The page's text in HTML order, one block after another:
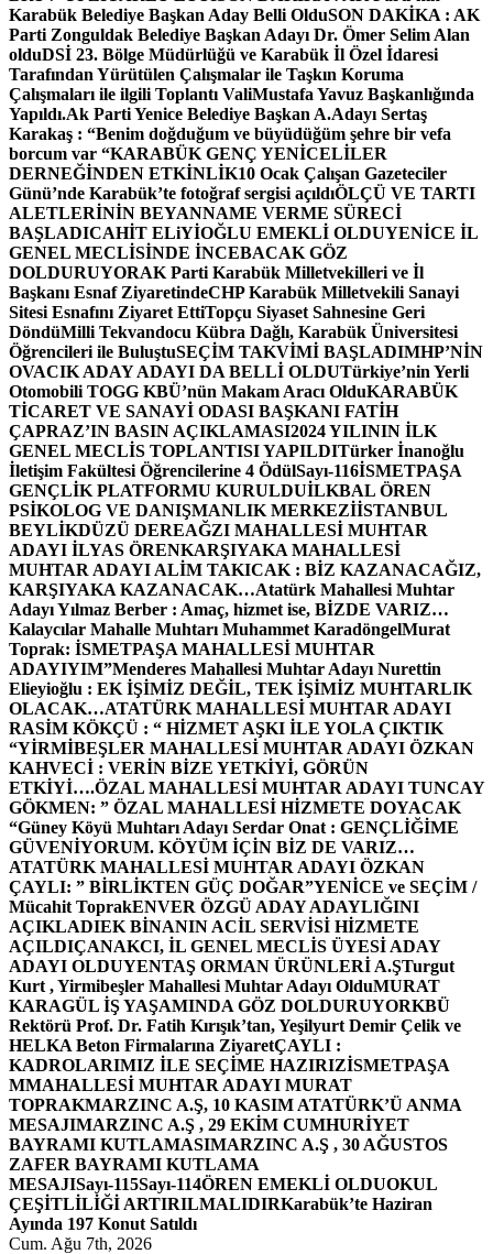
Karabük Belediye Başkan Aday Belli OlduSON DAKİKA : AK
Parti Zonguldak Belediye Başkan Adayı Dr. Ömer Selim Alan
olduDSİ 23. Bölge Müdürlüğü ve Karabük İl Özel İdaresi
Tarafından Yürütülen Çalışmalar ile Taşkın Koruma
Çalışmaları ile ilgili Toplantı ValiMustafa Yavuz Başkanlığında
Yapıldı.Ak Parti Yenice Belediye Başkan A.Adayı Sertaş
Karakaş : “Benim doğduğum ve büyüdüğüm şehre bir vefa
borcum var “KARABÜK GENÇ YENİCELİLER
DERNEĞİNDEN ETKİNLİK10 Ocak Çalışan Gazeteciler
Günü’nde Karabük’te fotoğraf sergisi açıldıÖLÇÜ VE TARTI
ALETLERİNİN BEYANNAME VERME SÜRECİ
BAŞLADICAHİT ELiYİOĞLU EMEKLİ OLDUYENİCE İL
GENEL MECLİSİNDE İNCEBACAK GÖZ
DOLDURUYORAK Parti Karabük Milletvekilleri ve İl
Başkanı Esnaf ZiyaretindeCHP Karabük Milletvekili Sanayi
Sitesi Esnafını Ziyaret EttiTopçu Siyaset Sahnesine Geri
DöndüMilli Tekvandocu Kübra Dağlı, Karabük Üniversitesi
Öğrencileri ile BuluştuSEÇİM TAKVİMİ BAŞLADIMHP’NİN
OVACIK ADAY ADAYI DA BELLİ OLDUTürkiye’nin Yerli
Otomobili TOGG KBÜ’nün Makam Aracı OlduKARABÜK
TİCARET VE SANAYİ ODASI BAŞKANI FATİH
ÇAPRAZ’IN BASIN AÇIKLAMASI2024 YILININ İLK
GENEL MECLİS TOPLANTISI YAPILDITürker İnanoğlu
İletişim Fakültesi Öğrencilerine 4 ÖdülSayı-116İSMETPAŞA
GENÇLİK PLATFORMU KURULDUİLKBAL ÖREN
PSİKOLOG VE DANIŞMANLIK MERKEZİİSTANBUL
BEYLİKDÜZÜ DEREAĞZI MAHALLESİ MUHTAR
ADAYI İLYAS ÖRENKARŞIYAKA MAHALLESİ
MUHTAR ADAYI ALİM TAKICAK : BİZ KAZANACAĞIZ,
KARŞIYAKA KAZANACAK…Atatürk Mahallesi Muhtar
Adayı Yılmaz Berber : Amaç, hizmet ise, BİZDE VARIZ…
Kalaycılar Mahalle Muhtarı Muhammet KaradöngelMurat
Toprak: İSMETPAŞA MAHALLESİ MUHTAR
ADAYIYIM”Menderes Mahallesi Muhtar Adayı Nurettin
Elieyioğlu : EK İŞİMİZ DEĞİL, TEK İŞİMİZ MUHTARLIK
OLACAK…ATATÜRK MAHALLESİ MUHTAR ADAYI
RASİM KÖKÇÜ : “ HİZMET AŞKI İLE YOLA ÇIKTIK
“YİRMİBEŞLER MAHALLESİ MUHTAR ADAYI ÖZKAN
KAHVECİ : VERİN BİZE YETKİYİ, GÖRÜN
ETKİYİ….ÖZAL MAHALLESİ MUHTAR ADAYI TUNCAY
GÖKMEN: ” ÖZAL MAHALLESİ HİZMETE DOYACAK
“Güney Köyü Muhtarı Adayı Serdar Onat : GENÇLİĞİME
GÜVENİYORUM. KÖYÜM İÇİN BİZ DE VARIZ…
ATATÜRK MAHALLESİ MUHTAR ADAYI ÖZKAN
ÇAYLI: ” BİRLİKTEN GÜÇ DOĞAR”YENİCE ve SEÇİM /
Mücahit ToprakENVER ÖZGÜ ADAY ADAYLIĞINI
AÇIKLADIEK BİNANIN ACİL SERVİSİ HİZMETE
AÇILDIÇANAKCI, İL GENEL MECLİS ÜYESİ ADAY
ADAYI OLDUYENTAŞ ORMAN ÜRÜNLERİ A.ŞTurgut
Kurt , Yirmibeşler Mahallesi Muhtar Adayı OlduMURAT
KARAGÜL İŞ YAŞAMINDA GÖZ DOLDURUYORKBÜ
Rektörü Prof. Dr. Fatih Kırışık’tan, Yeşilyurt Demir Çelik ve
HELKA Beton Firmalarına ZiyaretÇAYLI :
KADROLARIMIZ İLE SEÇİME HAZIRIZİSMETPAŞA
MMAHALLESİ MUHTAR ADAYI MURAT
TOPRAKMARZINC A.Ş, 10 KASIM ATATÜRK’Ü ANMA
MESAJIMARZINC A.Ş , 29 EKİM CUMHURİYET
BAYRAMI KUTLAMASIMARZINC A.Ş , 30 AĞUSTOS
ZAFER BAYRAMI KUTLAMA
MESAJISayı-115Sayı-114ÖREN EMEKLİ OLDUOKUL
ÇEŞİTLİLİĞİ ARTIRILMALIDIRKarabük’te Haziran
Ayında 197 Konut Satıldı
Cum. Ağu 7th, 2026